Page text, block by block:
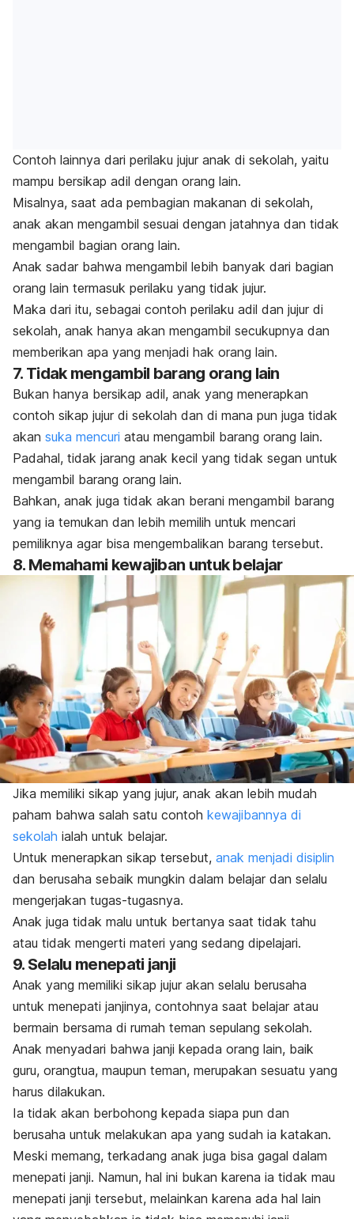
Contoh lainnya dari perilaku jujur anak di sekolah, yaitu
mampu bersikap adil dengan orang lain.
Misalnya, saat ada pembagian makanan di sekolah,
anak akan mengambil sesuai dengan jatahnya dan tidak
mengambil bagian orang lain.
Anak sadar bahwa mengambil lebih banyak dari bagian
orang lain termasuk perilaku yang tidak jujur.
Maka dari itu, sebagai contoh perilaku adil dan jujur di
sekolah, anak hanya akan mengambil secukupnya dan
memberikan apa yang menjadi hak orang lain.
7. Tidak mengambil barang orang lain
Bukan hanya bersikap adil, anak yang menerapkan
contoh sikap jujur di sekolah dan di mana pun juga tidak
akan suka mencuri atau mengambil barang orang lain.
Padahal, tidak jarang anak kecil yang tidak segan untuk
mengambil barang orang lain.
Bahkan, anak juga tidak akan berani mengambil barang
yang ia temukan dan lebih memilih untuk mencari
pemiliknya agar bisa mengembalikan barang tersebut.
8. Memahami kewajiban untuk belajar
Jika memiliki sikap yang jujur, anak akan lebih mudah
paham bahwa salah satu contoh kewajibannya di
sekolah ialah untuk belajar.
Untuk menerapkan sikap tersebut, anak menjadi disiplin
dan berusaha sebaik mungkin dalam belajar dan selalu
mengerjakan tugas-tugasnya.
Anak juga tidak malu untuk bertanya saat tidak tahu
atau tidak mengerti materi yang sedang dipelajari.
9. Selalu menepati janji
Anak yang memiliki sikap jujur akan selalu berusaha
untuk menepati janjinya, contohnya saat belajar atau
bermain bersama di rumah teman sepulang sekolah.
Anak menyadari bahwa janji kepada orang lain, baik
guru, orangtua, maupun teman, merupakan sesuatu yang
harus dilakukan.
Ia tidak akan berbohong kepada siapa pun dan
berusaha untuk melakukan apa yang sudah ia katakan.
Meski memang, terkadang anak juga bisa gagal dalam
menepati janji. Namun, hal ini bukan karena ia tidak mau
menepati janji tersebut, melainkan karena ada hal lain